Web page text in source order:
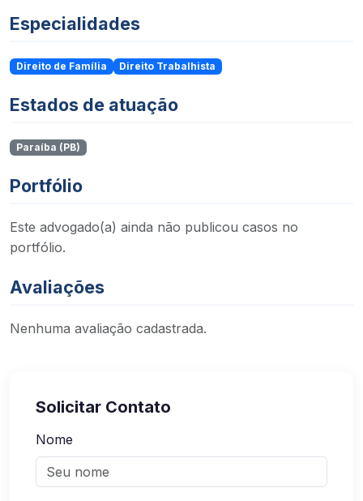
Especialidades
Direito de Família Direito Trabalhista
Estados de atuação
Paraíba (PB)
Portfólio
Este advogado(a) ainda não publicou casos no
portfólio.
Avaliações
Nenhuma avaliação cadastrada.
Solicitar Contato
Nome